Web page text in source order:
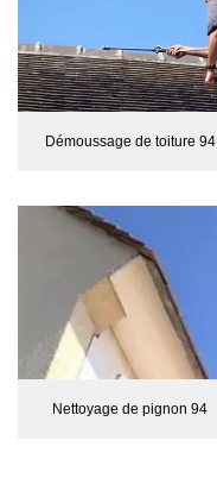
Démoussage de toiture 94
Nettoyage de pignon 94